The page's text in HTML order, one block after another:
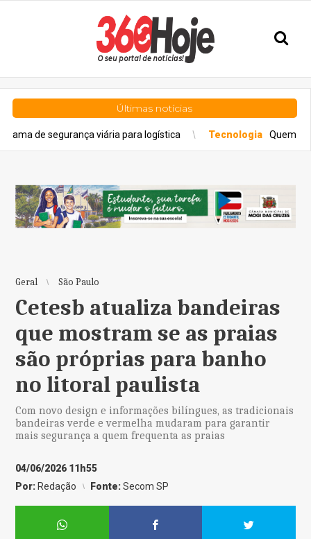
Últimas notícias
viária para logística Tecnologia Quem responde por
Geral São Paulo
Cetesb atualiza bandeiras
que mostram se as praias
são próprias para banho
no litoral paulista
Com novo design e informações bilíngues, as tradicionais
bandeiras verde e vermelha mudaram para garantir
mais segurança a quem frequenta as praias
04/06/2026 11h55
Por: Redação Fonte:Secom SP